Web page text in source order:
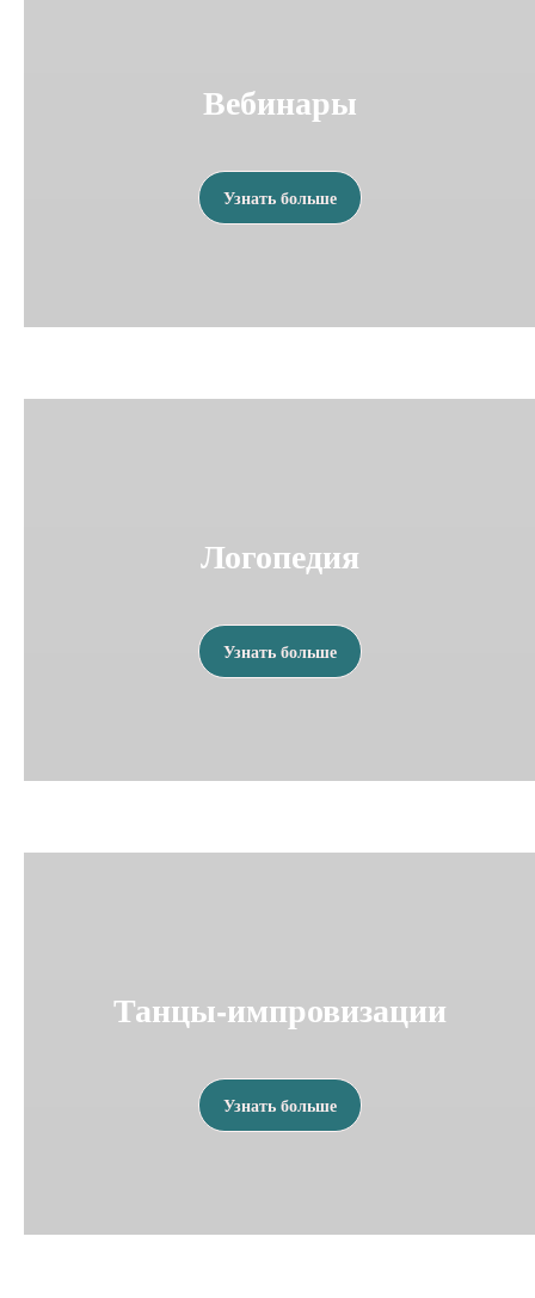
Вебинары
Узнать больше
Логопедия
Узнать больше
Танцы-импровизации
Узнать больше